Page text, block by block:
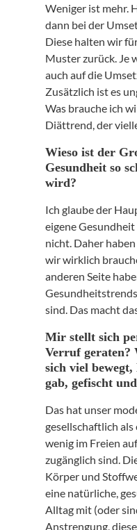
Weniger ist mehr.
dann bei der
Diese halten wir
Muster zurück. Je
auch auf die
Zusätzlich ist es
Was brauche ich
Diättrend, der
Wieso ist der
Gesundheit so
wird?
Ich glaube der
eigene
nicht. Daher
wir wirklich
anderen Seite
sind. Das macht
Mir stellt sich
Verruf geraten?
sich viel bewegt,
gab, gefischt
Das hat unser
gesellschaftlich
wenig im Freien
zugänglich sind.
Körper und
eine natürliche,
Alltag mit (oder
Anstrengung,